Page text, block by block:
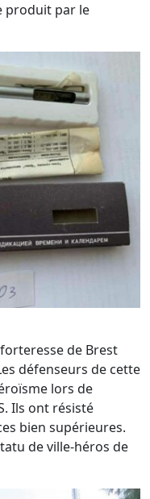
produit par le
de Brest
défenseurs de cette
lors de
Ils ont résisté
bien supérieures.
de ville-héros de